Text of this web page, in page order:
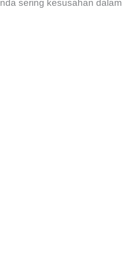
sering kesusahan dalam